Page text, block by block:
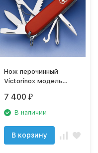
Нож перочинный
Victorinox модель
7 400 ₽
В наличии
В корзину